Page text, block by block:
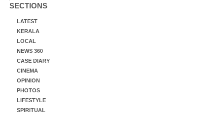
SECTIONS
LATEST
KERALA
LOCAL
NEWS 360
CASE DIARY
CINEMA
OPINION
PHOTOS
LIFESTYLE
SPIRITUAL